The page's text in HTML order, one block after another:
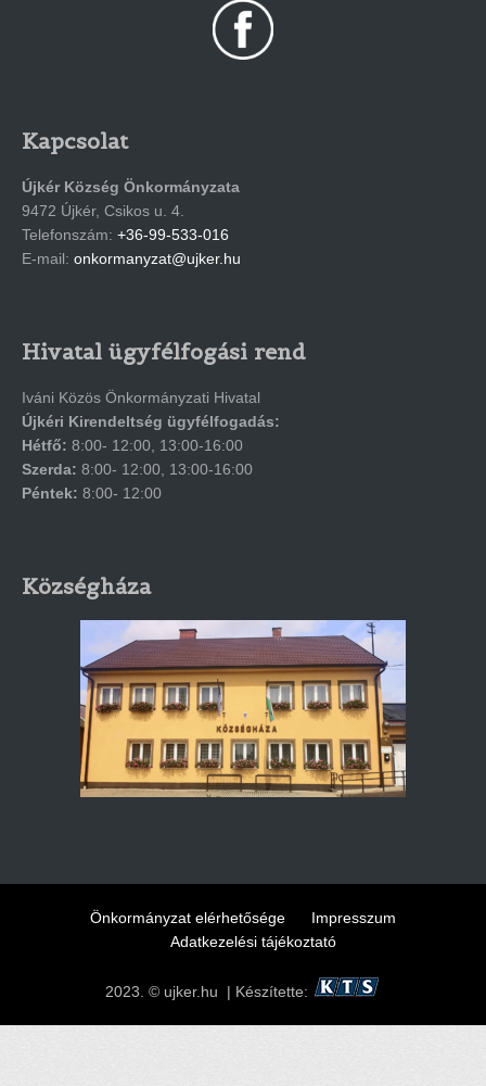
Kapcsolat
Újkér Község Önkormányzata
9472 Újkér, Csikos u. 4.
Telefonszám: +36-99-533-016
E-mail: onkormanyzat@ujker.hu
Hivatal ügyfélfogási rend
Iváni Közös Önkormányzati Hivatal
Újkéri Kirendeltség ügyfélfogadás:
Hétfő: 8:00- 12:00, 13:00-16:00
Szerda: 8:00- 12:00, 13:00-16:00
Péntek: 8:00- 12:00
Községháza
Önkormányzat elérhetősége
Impresszum
Adatkezelési tájékoztató
2023. © ujker.hu | Készítette: